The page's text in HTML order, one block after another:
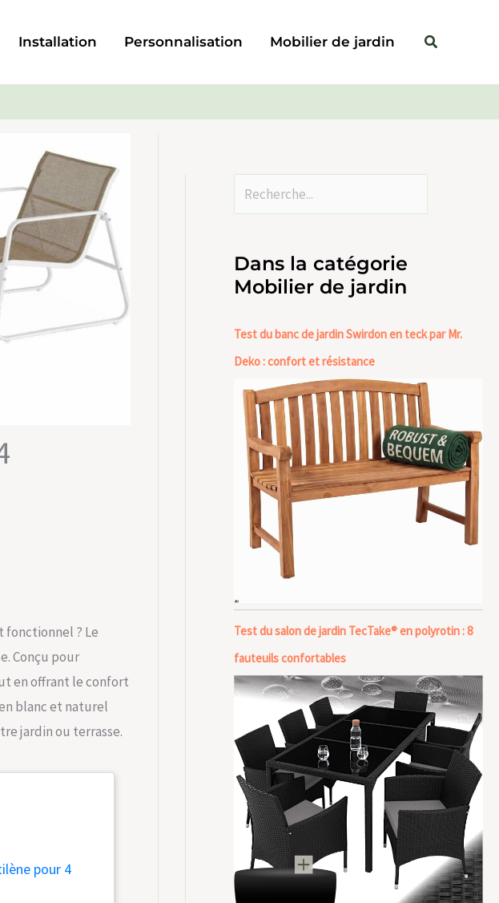
Installation Personnalisation Mobilier de jardin Rechercher
fonctionnel ? Le
Conçu pour
en offrant le confort
blanc et naturel
jardin ou terrasse.
pour 4
Dans la catégorie
Mobilier de jardin
Test du banc de jardin Swirdon en teck par Mr.
Deko : confort et résistance
Test du salon de jardin TecTake® en polyrotin : 8
fauteuils confortables